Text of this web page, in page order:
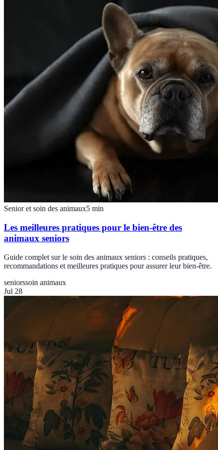
Senior et soin des animaux5 min
Les meilleures pratiques pour le bien-être des
animaux seniors
Guide complet sur le soin des animaux seniors : conseils pratiques,
recommandations et meilleures pratiques pour assurer leur bien-être.
seniorssoin animaux
Jul 28